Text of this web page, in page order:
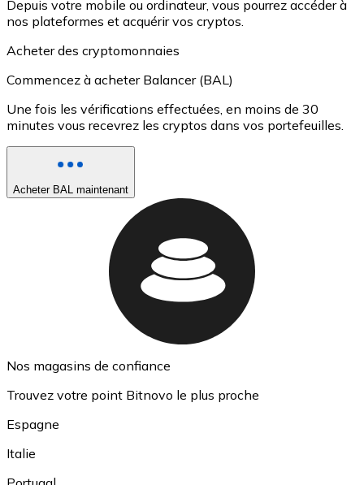
Depuis votre mobile ou ordinateur, vous pourrez accéder à
nos plateformes et acquérir vos cryptos.
Acheter des cryptomonnaies
Commencez à acheter Balancer (BAL)
Une fois les vérifications effectuées, en moins de 30
minutes vous recevrez les cryptos dans vos portefeuilles.
Acheter BAL maintenant
Nos magasins de confiance
Trouvez votre point Bitnovo le plus proche
Espagne
Italie